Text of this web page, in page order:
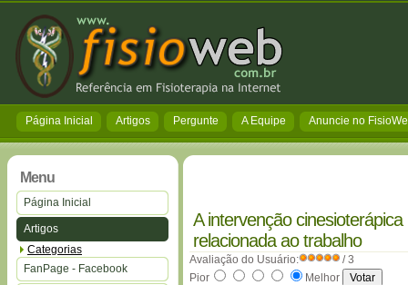
Página Inicial Artigos Pergunte A Equipe Anuncie no
Menu
Página Inicial
Artigos
Categorias
FanPage - Facebook
A intervenção
relacionada ao trabalho
Avaliação do Usuário:
/ 3
Pior
Melhor